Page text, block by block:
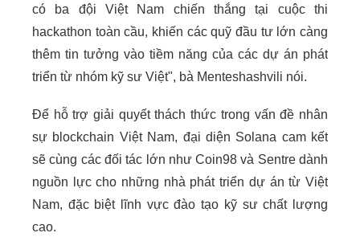
có ba đội Việt Nam chiến thắng tại cuộc thi
hackathon toàn cầu, khiến các quỹ đầu tư lớn càng
thêm tin tưởng vào tiềm năng của các dự án phát
triển từ nhóm kỹ sư Việt", bà Menteshashvili nói.
Để hỗ trợ giải quyết thách thức trong vấn đề nhân
sự blockchain Việt Nam, đại diện Solana cam kết
sẽ cùng các đối tác lớn như Coin98 và Sentre dành
nguồn lực cho những nhà phát triển dự án từ Việt
Nam, đặc biệt lĩnh vực đào tạo kỹ sư chất lượng
cao.